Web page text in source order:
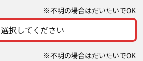
※不明の場合はだいたいでOK
選択してください
※不明の場合はだいたいでOK